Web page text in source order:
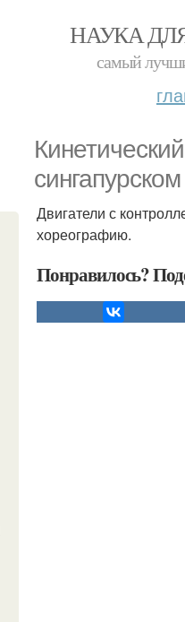
НАУКА
самый
Двигатели с
хореографию.
Понравилось?